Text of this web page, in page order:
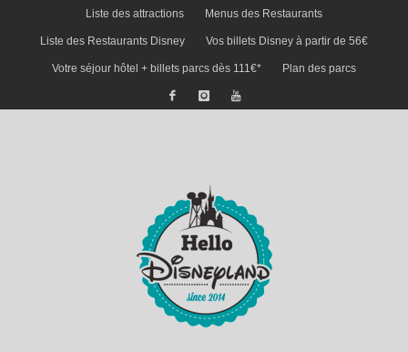
Liste des attractions Menus des Restaurants
Liste des Restaurants Disney Vos billets Disney à partir de 56€
Votre séjour hôtel + billets parcs dès 111€* Plan des parcs